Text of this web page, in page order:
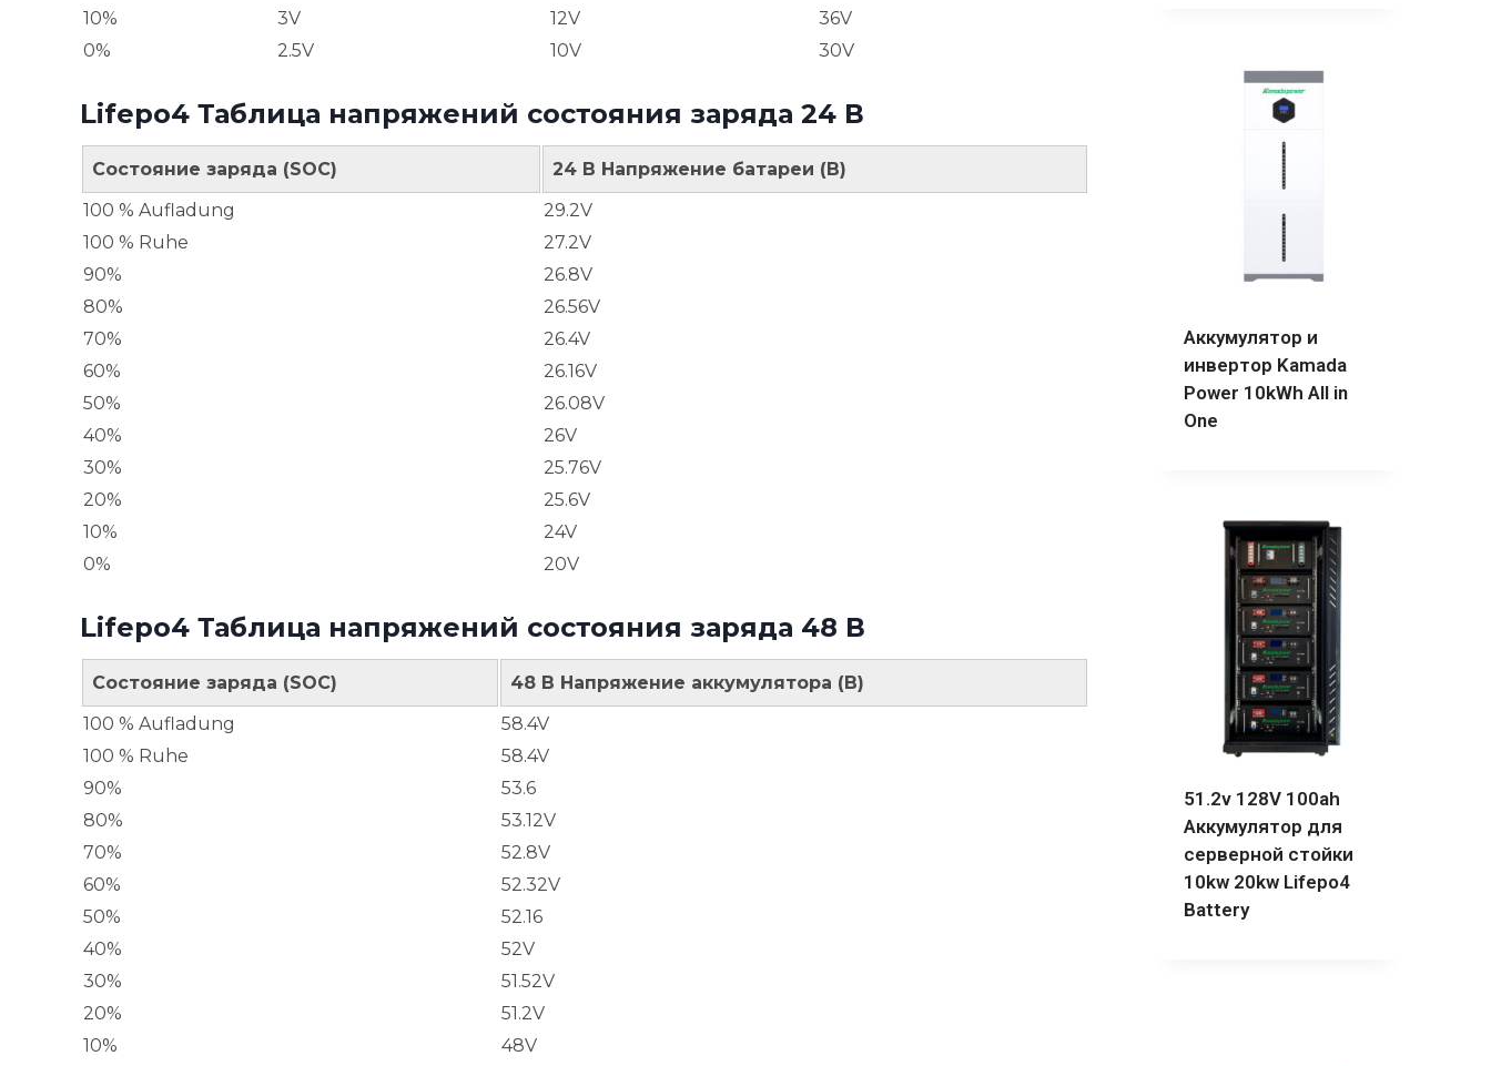
10%
3V 12V
36V
0%
2.5V 10V 30V
Lifepo4 Таблица напряжений состояния заряда 24 В
Состояние заряда (SOC)
24 В Напряжение батареи (В)
100 % Aufladung
29.2V
100 % Ruhe
27.2V
90%
26.8V
80%
26.56V
70%
26.4V
60%
26.16V
50%
26.08V
40%
26V
30%
25.76V
20%
25.6V
10%
24V
0%
20V
Lifepo4 Таблица напряжений состояния заряда 48 В
Состояние заряда (SOC)
48 В Напряжение аккумулятора (В)
100 % Aufladung
58.4V
100 % Ruhe
58.4V
90%
53.6
80%
53.12V
70%
52.8V
60%
52.32V
50%
52.16
40%
52V
30%
51.52V
20%
51.2V
10%
48V
Аккумулятор и
инвертор Kamada
Power 10kWh All in
One
51.2v 128V 100ah
Аккумулятор для
серверной стойки
10kw 20kw Lifepo4
Battery